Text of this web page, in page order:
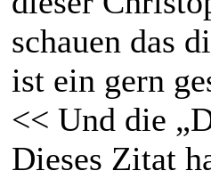
schauen das
ist ein gern
<< Und die
Dieses Zitat